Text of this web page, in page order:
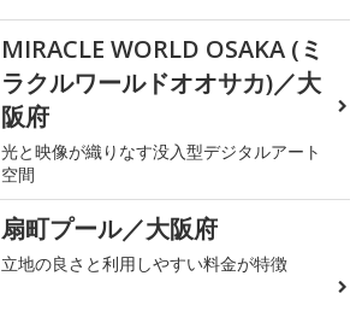
MIRACLE WORLD OSAKA (ミ
ラクルワールドオオサカ)／大
阪府
光と映像が織りなす没入型デジタルアート
空間
扇町プール／大阪府
立地の良さと利用しやすい料金が特徴